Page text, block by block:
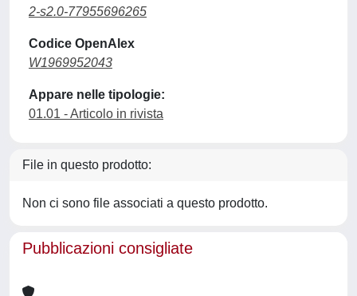
2-s2.0-77955696265
Codice OpenAlex
W1969952043
Appare nelle tipologie:
01.01 - Articolo in rivista
File in questo prodotto:
Non ci sono file associati a questo prodotto.
Pubblicazioni consigliate